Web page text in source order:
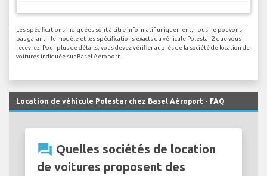
Les spécifications indiquées sont à titre informatif uniquement, nous ne pouvons
pas garantir le modèle et les spécifications exacts du véhicule Polestar 2 que vous
recevrez. Pour plus de détails, vous devez vérifier auprès de la société de location de
voitures indiquée sur Basel Aéroport.
Location de véhicule Polestar chez Basel Aéroport - FAQ
question_answer Quelles sociétés de location
de voitures proposent des